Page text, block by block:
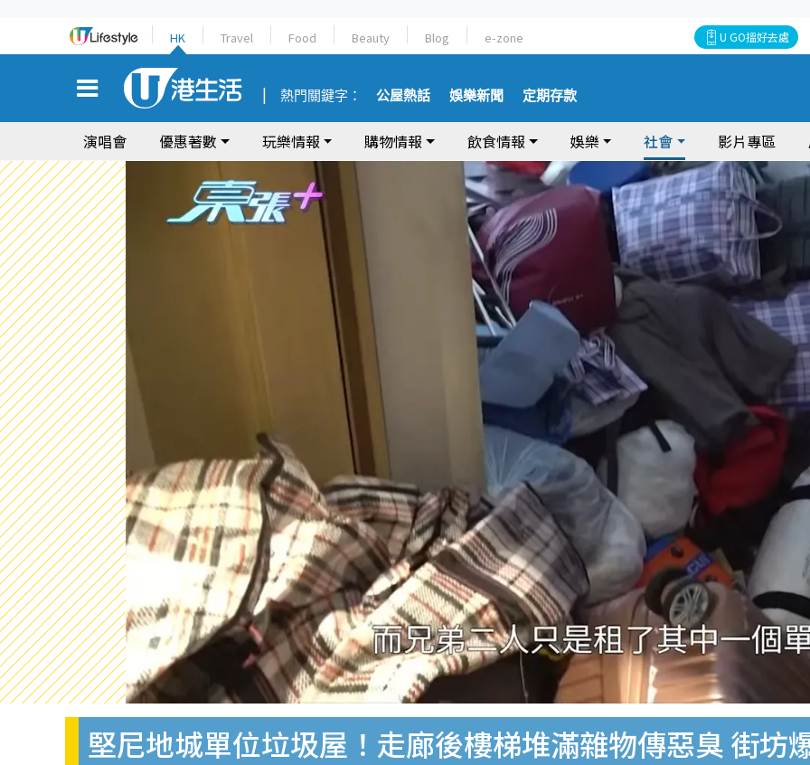
HK Travel Food Beauty Blog e-zone U GO搵好去處
熱門關鍵字： 公屋熱話 娛樂新聞 定期存款
演唱會 優惠著數 玩樂情報 購物情報 飲食情報 娛樂 社會 影片專區
堅尼地城單位垃圾屋！走廊後樓梯堆滿雜物傳惡臭 街坊